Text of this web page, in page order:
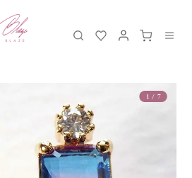
1 / 7